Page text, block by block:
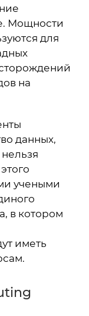
Мощности
для
на
данных,
учеными
в котором
иметь